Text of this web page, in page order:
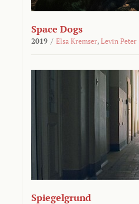
Space Dogs
2019 / Elsa Kremser, Levin Peter
Spiegelgrund